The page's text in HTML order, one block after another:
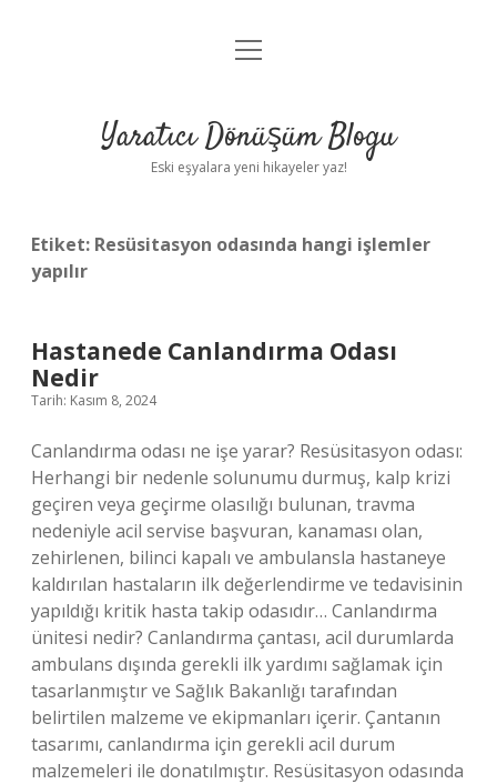
Anasayfa
Yasal Uyarı
menüyü
Yaratıcı Dönüşüm Blogu
Eski eşyalara yeni hikayeler yaz!
Etiket: Resüsitasyon odasında hangi işlemler
yapılır
Hastanede Canlandırma Odası
Nedir
Tarih: Kasım 8, 2024
Canlandırma odası ne işe yarar? Resüsitasyon odası:
Herhangi bir nedenle solunumu durmuş, kalp krizi
geçiren veya geçirme olasılığı bulunan, travma
nedeniyle acil servise başvuran, kanaması olan,
zehirlenen, bilinci kapalı ve ambulansla hastaneye
kaldırılan hastaların ilk değerlendirme ve tedavisinin
yapıldığı kritik hasta takip odasıdır… Canlandırma
ünitesi nedir? Canlandırma çantası, acil durumlarda
ambulans dışında gerekli ilk yardımı sağlamak için
tasarlanmıştır ve Sağlık Bakanlığı tarafından
belirtilen malzeme ve ekipmanları içerir. Çantanın
tasarımı, canlandırma için gerekli acil durum
malzemeleri ile donatılmıştır. Resüsitasyon odasında